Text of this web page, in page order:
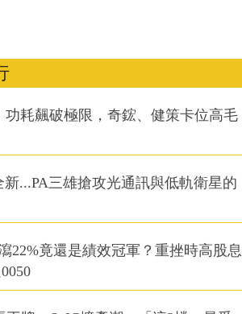
耗飆破極限，奇鋐、健策卡位高毛
...PA三雄搶攻光通訊與低軌衛星的
22%竟還是績效冠軍？重挫時高股息